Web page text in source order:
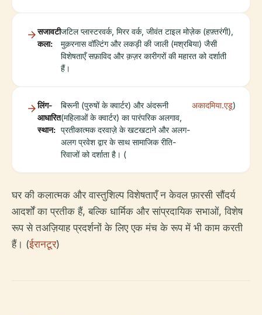
सजावटी
कला:
जटिल प्लास्टरवर्क, मिरर वर्क, जीवंत टाइल मोज़ेक (हफ़्तरंगी),
मुक़रनास वॉल्टिंग और लकड़ी की जाली (मश्रबिया) जैसी
विशेषताएँ सफ़ाविद और क़ज़र कारीगरों की महारत को दर्शाती
हैं।
लिंग-
आधारित
स्थान:
बिरूनी (पुरुषों के क्वार्टर) और अंदरूनी
(महिलाओं के क्वार्टर) का पारंपरिक अलगाव,
प्रतीकात्मक दरवाज़े के खटखटाने और अलग-
अलग प्रवेश द्वार के साथ सामाजिक रीति-
रिवाजों को दर्शाता है। (
अकादमिया.एडू)
घर की कलात्मक और वास्तुशिल्प विशेषताएँ न केवल फ़ारसी सौंदर्य
आदर्शों का प्रतीक हैं, बल्कि धार्मिक और सांप्रदायिक सभाओं, विशेष
रूप से तअज़ियाह प्रदर्शनों के लिए एक मंच के रूप में भी काम करती
हैं। (ईरानटूर)